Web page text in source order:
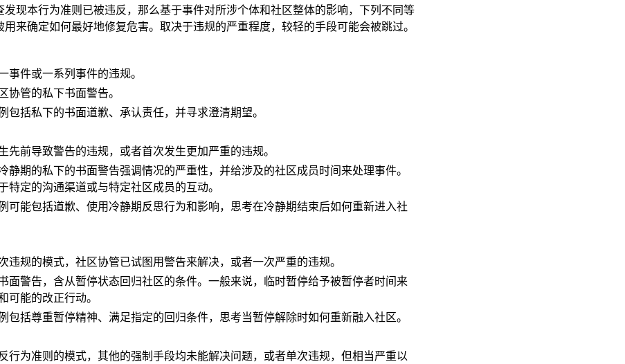
发现本行为准则已被违反，那么基于事件对所涉个体和社区整体的影响，下列不同等
来确定如何最好地修复危害。取决于违规的严重程度，较轻的手段可能会被跳过。
事件或一系列事件的违规。
协管的私下书面警告。
包括私下的书面道歉、承认责任，并寻求澄清期望。
先前导致警告的违规，或者首次发生更加严重的违规。
静期的私下的书面警告强调情况的严重性，并给涉及的社区成员时间来处理事件。
特定的沟通渠道或与特定社区成员的互动。
可能包括道歉、使用冷静期反思行为和影响，思考在冷静期结束后如何重新进入社
违规的模式，社区协管已试图用警告来解决，或者一次严重的违规。
面警告，含从暂停状态回归社区的条件。一般来说，临时暂停给予被暂停者时间来
可能的改正行动。
包括尊重暂停精神、满足指定的回归条件，思考当暂停解除时如何重新融入社区。
行为准则的模式，其他的强制手段均未能解决问题，或者单次违规，但相当严重以